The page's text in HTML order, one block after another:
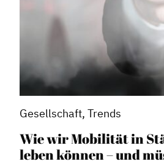
Gesellschaft, Trends
Wie wir Mobilität in
leben können – und